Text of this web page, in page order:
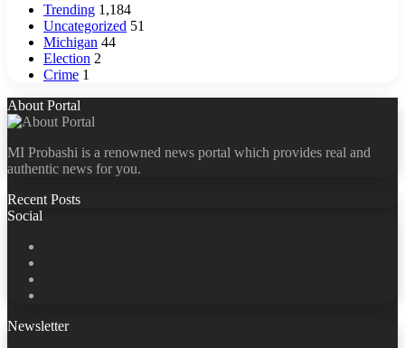
Trending 1,184
Uncategorized 51
Michigan 44
Election 2
Crime 1
About Portal
MI Probashi is a renowned news portal which provides real and
authentic news for you.
Recent Posts
Social
Newsletter